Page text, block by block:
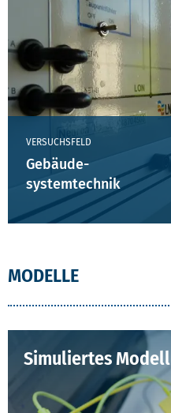
VERSUCHSFELD
Gebäude-
systemtechnik
MODELLE
Simuliertes Modell